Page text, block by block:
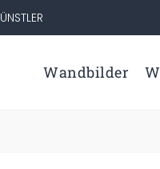
Wandbilder